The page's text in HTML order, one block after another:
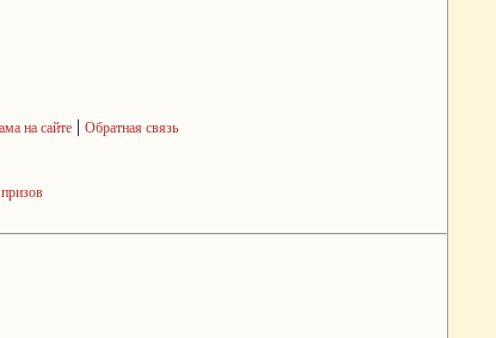
на сайте| Обратная связь